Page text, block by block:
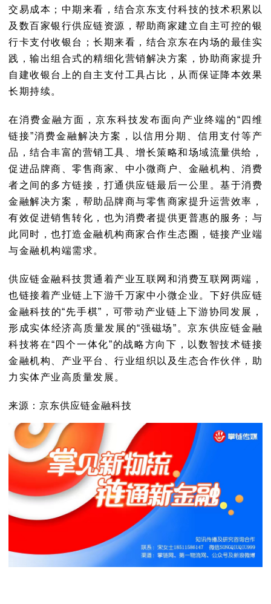
交易成本；中期来看，结合京东支付科技的技术积累以
及数百家银行供应链资源，帮助商家建立自主可控的银
行卡支付收银台；长期来看，结合京东在内场的最佳实
践，输出组合式的精细化营销解决方案，协助商家提升
自建收银台上的自主支付工具占比，从而保证降本效果
长期持续。
在消费金融方面 ，京东科技发布面向产业终端的“四维
链接”消费金融解决方案，以信用分期、信用支付等产
品，结合丰富的营销工具、增长策略和场域流量供给，
促进品牌商、零售商家、中小微商户、金融机构、消费
者之间的多方链接，打通供应链最后一公里。基于消费
金融解决方案，帮助品牌商与零售商家提升运营效率，
有效促进销售转化，也为消费者提供更普惠的服务；与
此同时，也打造金融机构商家合作生态圈，链接产业端
与金融机构端需求。
供应链金融科技贯通着产业互联网和消费互联网两端，
也链接着产业链上下游千万家中小微企业。下好供应链
金融科技的“先手棋”，可带动产业链上下游协同发展，
形成实体经济高质量发展的“强磁场”。京东供应链金融
科技将在“四个一体化”的战略方向下，以数智技术链接
金融机构、产业平台、行业组织以及生态合作伙伴，助
力实体产业高质量发展。
来源：京东供应链金融科技